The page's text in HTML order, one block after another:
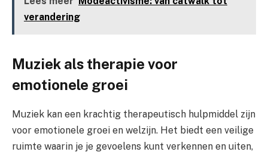
verandering
Muziek als therapie voor
emotionele groei
Muziek kan een krachtig therapeutisch hulpmiddel zijn
voor emotionele groei en welzijn. Het biedt een veilige
ruimte waarin je je gevoelens kunt verkennen en uiten,